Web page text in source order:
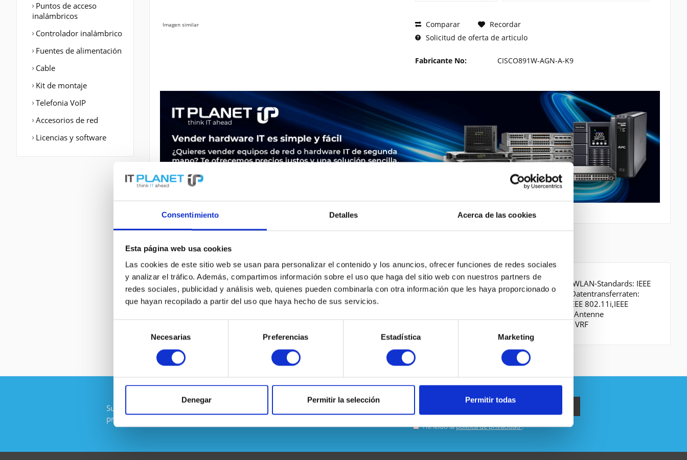
Consentimiento Detalles Acerca de las cookies
Esta página web usa cookies
Las cookies de este sitio web se usan para personalizar el contenido y los anuncios, ofrecer funciones de redes sociales
y analizar el tráfico. Además, compartimos información sobre el uso que haga del sitio web con nuestros partners de
redes sociales, publicidad y análisis web, quienes pueden combinarla con otra información que les haya proporcionado o
que hayan recopilado a partir del uso que haya hecho de sus servicios.
consentimiento
Necesarias Preferencias Estadística Marketing
Denegar Permitir la selección Permitir todas
Puntos de acceso
inalámbricos
Controlador inalámbrico
Fuentes de alimentación
Cable
Kit de montaje
Telefonia VoIP
Accesorios de red
Licencias y software
Imagen similar SOLICITE UN PRECIO
He leído laPolítica de Privacidadentender y estar de
Comparar
Recordar
Solicitud de oferta de articulo
Fabricante No: CISCO891W-AGN-A-K9
DESCRIPCIÓN LEASING
CISCO891W-AGN-A-K9 | Cisco 891W. WLAN-Band: Dual-Band (2,4 GHz/5 GHz), Top WLAN-Standard: IEEE 802.11n, WLAN-Standards: IEEE
802.11a,IEEE 802.11b,IEEE 802.11g,IEEE 802.11n. Schnittstellentyp Ethernet-LAN: Schnelles Ethernet, Ethernet LAN Datentransferraten:
10,100 Mbit/s, Verkabelungstechnologie: 10/100Base-T(X). Netzstandard: IEEE 802.11a,IEEE 802.11b,IEEE 802.11g,IEEE 802.11i,IEEE
802.11n,IEEE 802.1D,IEEE 802.1Q,IEEE..., Router Protokoll: BGP,EIGRP,HSRP,OSPF,RIP-1,RIP-2. Antennentyp: Extern, Antenne
Zunahmeniveau (max): 2 dBi. Unterstützte Sicherheitsalgorithmen: 3DES,128-bit AES,192-bit AES,256-bit..., Firewall: VRF
Suscríbase al boletín gratuito y no se pierda ninguna noticia o
promoción de IT-Planet.
He leído lapolítica de privacidad.